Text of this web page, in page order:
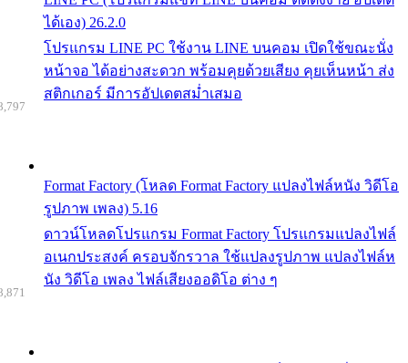
ได้เอง) 26.2.0
โปรแกรม LINE PC ใช้งาน LINE บนคอม เปิดใช้ขณะนั่ง
หน้าจอ ได้อย่างสะดวก พร้อมคุยด้วยเสียง คุยเห็นหน้า ส่ง
สติกเกอร์ มีการอัปเดตสม่ำเสมอ
Format Factory (โหลด Format Factory แปลงไฟล์หนัง วิดีโอ
รูปภาพ เพลง) 5.16
ดาวน์โหลดโปรแกรม Format Factory โปรแกรมแปลงไฟล์
อเนกประสงค์ ครอบจักรวาล ใช้แปลงรูปภาพ แปลงไฟล์ห
นัง วิดีโอ เพลง ไฟล์เสียงออดิโอ ต่าง ๆ